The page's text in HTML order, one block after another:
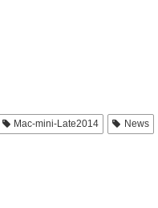
Mac-mini-Late2014 News